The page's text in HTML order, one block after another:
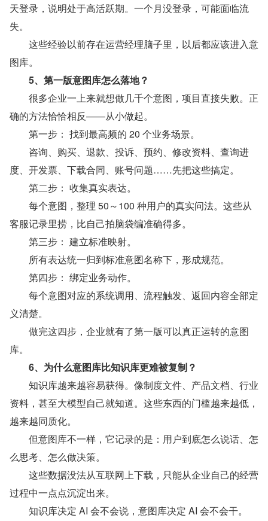
天登录，说明处于高活跃期。一个月没登录，可能面临流
失。
这些经验以前存在运营经理脑子里，以后都应该进入意
图库。
5、第一版意图库怎么落地？
很多企业一上来就想做几千个意图，项目直接失败。正
确的方法恰恰相反——从小做起。
第一步： 找到最高频的 20 个业务场景。
咨询、购买、退款、投诉、预约、修改资料、查询进
度、开发票、下载合同、账号问题……先把这些搞定。
第二步： 收集真实表达。
每个意图，整理 50～100 种用户的真实问法。这些从
客服记录里捞，比自己拍脑袋编准确得多。
第三步： 建立标准映射。
所有表达统一归到标准意图名称下，形成规范。
第四步： 绑定业务动作。
每个意图对应的系统调用、流程触发、返回内容全部定
义清楚。
做完这四步，企业就有了第一版可以真正运转的意图
库。
6、为什么意图库比知识库更难被复制？
知识库越来越容易获得。像制度文件、产品文档、行业
资料，甚至大模型自己就知道。这些东西的门槛越来越低，
越来越同质化。
但意图库不一样，它记录的是：用户到底怎么说话、怎
么思考、怎么做决策。
这些数据没法从互联网上下载，只能从企业自己的经营
过程中一点点沉淀出来。
知识库决定 AI 会不会说，意图库决定 AI 会不会干。